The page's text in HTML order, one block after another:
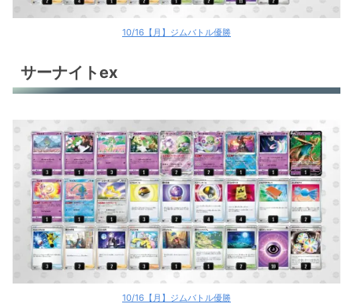
10/16【月】ジムバトル優勝
サーナイトex
10/16【月】ジムバトル優勝